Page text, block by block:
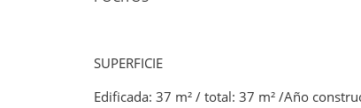
SUPERFICIE
Edificada: 37 m² / total: 37 m² /Año